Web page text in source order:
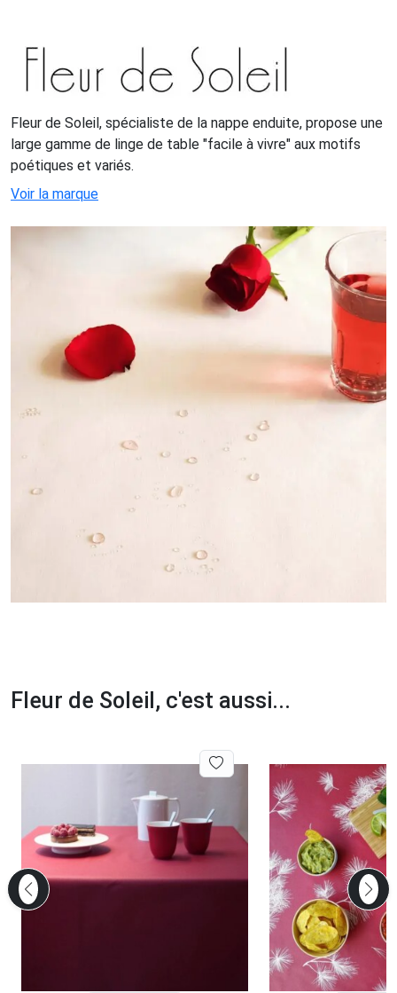
Fleur de Soleil, spécialiste de la nappe enduite, propose une
large gamme de linge de table "facile à vivre" aux motifs
poétiques et variés.
Voir la marque
Fleur de Soleil, c'est aussi...